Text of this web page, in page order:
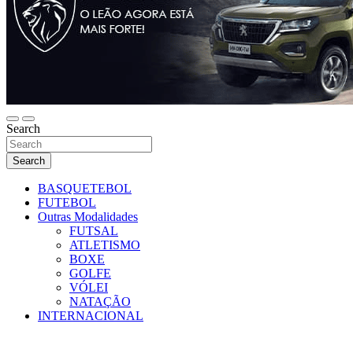
Search
Search
BASQUETEBOL
FUTEBOL
Outras Modalidades
FUTSAL
ATLETISMO
BOXE
GOLFE
VÓLEI
NATAÇÃO
INTERNACIONAL